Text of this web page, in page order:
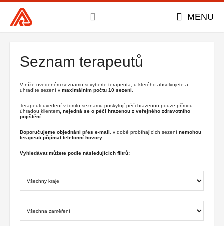
Všeobecná
zdravotní
pojišťovna
hlavní
stránka
MENU
Seznam terapeutů
V níže uvedeném seznamu si vyberte terapeuta, u kterého absolvujete a
uhradíte sezení v maximálním počtu 10 sezení
Terapeuti uvedení v tomto seznamu poskytují péči hrazenou pouze přímou
úhradou klientem , nejedná se o péči hrazenou z veřejného zdravotního
pojištění
Doporučujeme objednání přes e-mail , v době probíhajících sezení nemohou
terapeuti přijímat telefonní hovory
Vyhledávat můžete podle následujících filtrů: